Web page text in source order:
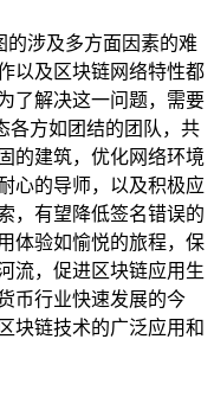
的涉及多方面因素的难
以及区块链网络特性都
了解决这一问题，需要
各方如团结的团队，共
的建筑，优化网络环境
心的导师，以及积极应
，有望降低签名错误的
体验如愉悦的旅程，保
流，促进区块链应用生
币行业快速发展的今
块链技术的广泛应用和